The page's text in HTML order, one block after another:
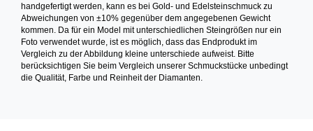
handgefertigt werden, kann es bei Gold- und Edelsteinschmuck zu
Abweichungen von ±10% gegenüber dem angegebenen Gewicht
kommen. Da für ein Model mit unterschiedlichen Steingrößen nur ein
Foto verwendet wurde, ist es möglich, dass das Endprodukt im
Vergleich zu der Abbildung kleine unterschiede aufweist. Bitte
berücksichtigen Sie beim Vergleich unserer Schmuckstücke unbedingt
die Qualität, Farbe und Reinheit der Diamanten.